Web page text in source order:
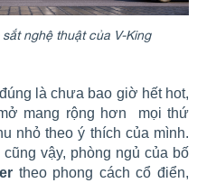
nghệ thuật của V-King
đúng là chưa bao giờ hết hot,
mang rộng hơn mọi thứ
nhỏ theo ý thích của mình.
vậy, phòng ngủ của bố
theo phong cách cổ điển,